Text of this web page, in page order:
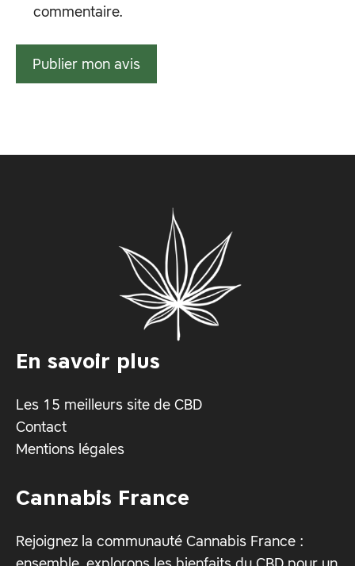
commentaire.
En savoir plus
Les 15 meilleurs site de CBD
Contact
Mentions légales
Cannabis France
Rejoignez la communauté Cannabis France :